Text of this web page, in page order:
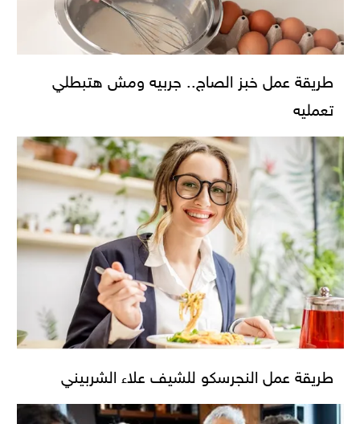
طريقة عمل خبز الصاج.. جربيه ومش هتبطلي
تعمليه
طريقة عمل النجرسكو للشيف علاء الشربيني